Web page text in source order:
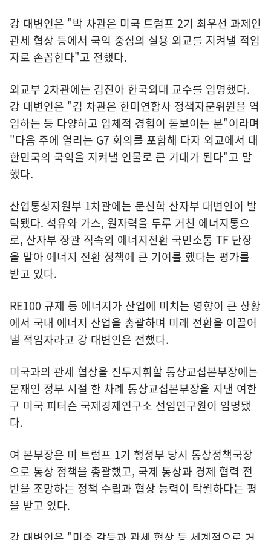
강 대변인은 "박 차관은 미국 트럼프 2기 최우선 과제인
관세 협상 등에서 국익 중심의 실용 외교를 지켜낼 적임
자로 손꼽힌다"고 전했다.
외교부 2차관에는 김진아 한국외대 교수를 임명했다.
강 대변인은 "김 차관은 한미연합사 정책자문위원을 역
임하는 등 다양하고 입체적 경험이 돋보이는 분"이라며
"다음 주에 열리는 G7 회의를 포함해 다자 외교에서 대
한민국의 국익을 지켜낼 인물로 큰 기대가 된다"고 말
했다.
산업통상자원부 1차관에는 문신학 산자부 대변인이 발
탁됐다. 석유와 가스, 원자력을 두루 거친 에너지통으
로, 산자부 장관 직속의 에너지전환 국민소통 TF 단장
을 맡아 에너지 전환 정책에 큰 기여를 했다는 평가를
받고 있다.
RE100 규제 등 에너지가 산업에 미치는 영향이 큰 상황
에서 국내 에너지 산업을 총괄하며 미래 전환을 이끌어
낼 적임자라고 강 대변인은 전했다.
미국과의 관세 협상을 진두지휘할 통상교섭본부장에는
문재인 정부 시절 한 차례 통상교섭본부장을 지낸 여한
구 미국 피터슨 국제경제연구소 선임연구원이 임명됐
다.
여 본부장은 미 트럼프 1기 행정부 당시 통상정책국장
으로 통상 정책을 총괄했고, 국제 통상과 경제 협력 전
반을 조망하는 정책 수립과 협상 능력이 탁월하다는 평
을 받고 있다.